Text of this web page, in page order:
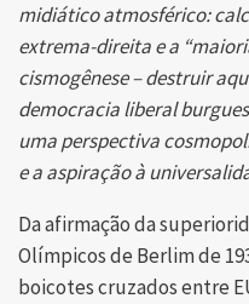
midiático atmosférico:
extrema-direita e a
cismogênese – destruir
democracia liberal
uma perspectiva
e a aspiração à
Da afirmação da
Olímpicos de Berlim de
boicotes cruzados entre